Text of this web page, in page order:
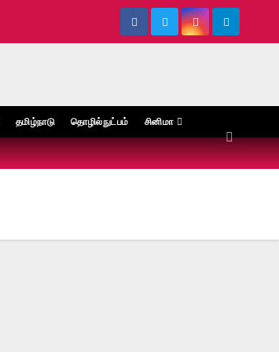
தமிழ்நாடு தொழில்நுட்பம் சினிமா